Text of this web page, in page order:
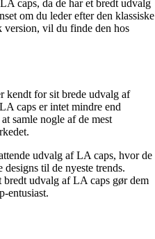
caps, da de har et bredt udvalg
om du leder efter den klassiske
version, vil du finde den hos
kendt for sit brede udvalg af
caps er intet mindre end
samle nogle af de mest
udvalg af LA caps, hvor de
til de nyeste trends.
udvalg af LA caps gør dem
entusiast.